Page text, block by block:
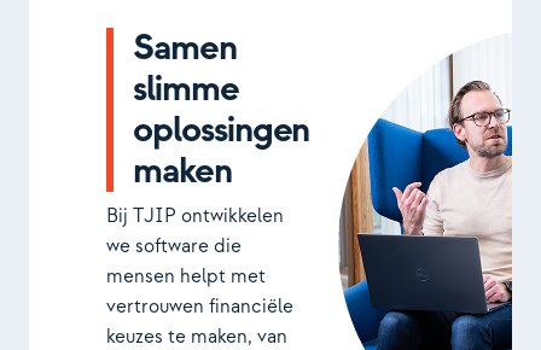
Samen
slimme
oplossingen
maken
Bij TJIP ontwikkelen
we software die
mensen helpt met
vertrouwen financiële
keuzes te maken, van